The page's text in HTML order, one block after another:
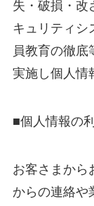
失・破損・改
キュリティシ
員教育の徹底
実施し個人情
■個人情報の
お客さまから
からの連絡や